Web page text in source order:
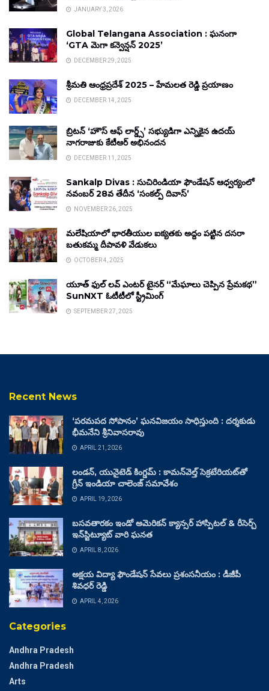
JANUARY 3, 2026
Global Telangana Association : ఘనంగా
‘GTA మెగా కన్వెన్షన్ 2025’
DECEMBER 29, 2025
శ్రీమతి ఆంధ్రప్రదేశ్ 2025 – హేమలత రెడ్డి ప్రయాణం
DECEMBER 14, 2025
బ్రిటన్ ‘హౌస్ ఆఫ్ లార్డ్స్’ సభ్యుడిగా ఎన్నికైన ఉదయ్
నాగరాజుకు కేటీఆర్ అభినందన
DECEMBER 11, 2025
Sankalp Divas : సుచిరిండియా ఫౌండేషన్ ఆధ్వర్యంలో
నవంబర్ 28వ తేదీన ‘సంకల్ప్ దివాస్’
NOVEMBER 26, 2025
మలేషియాలో భారతీయుల ఐక్యతకు అద్దం పట్టిన దసరా
బతుకమ్మ దీపావళి వేడుకలు
OCTOBER 4, 2025
యూత్ ఫుల్ లవ్ ఎంటర్ టైనర్ “మేఘాలు చెప్పిన ప్రేమకథ”
SunNXT ఓటీటీలో స్ట్రీమింగ్
SEPTEMBER 27, 2025
Recent News
‘పరమపద సోపానం’ ఘనవిజయం సాధిస్తుంది : దర్శకుడు
భీమనేని శ్రీనివాసరావు
APRIL 21, 2026
లండన్, యునైటెడ్ కింగ్డమ్ : కామన్‌వెల్త్ సెక్రటేరియట్‌తో
గ్రీన్ ఇండియా చాలెంజ్ సమావేశం
APRIL 19, 2026
బసవతారకం ఇండో అమెరికన్ క్యాన్సర్ హాస్పిటల్ & రీసెర్చ్
ఇన్‌స్టిట్యూట్ వారి ఘనత
APRIL 8, 2026
అక్షయ విద్యా ఫౌండేషన్ సేవలు ప్రశంసనీయం : డీజీపీ
శివధర్ రెడ్డి
APRIL 4, 2026
Categories
Andhra Pradesh
Andhra Pradesh
Arts